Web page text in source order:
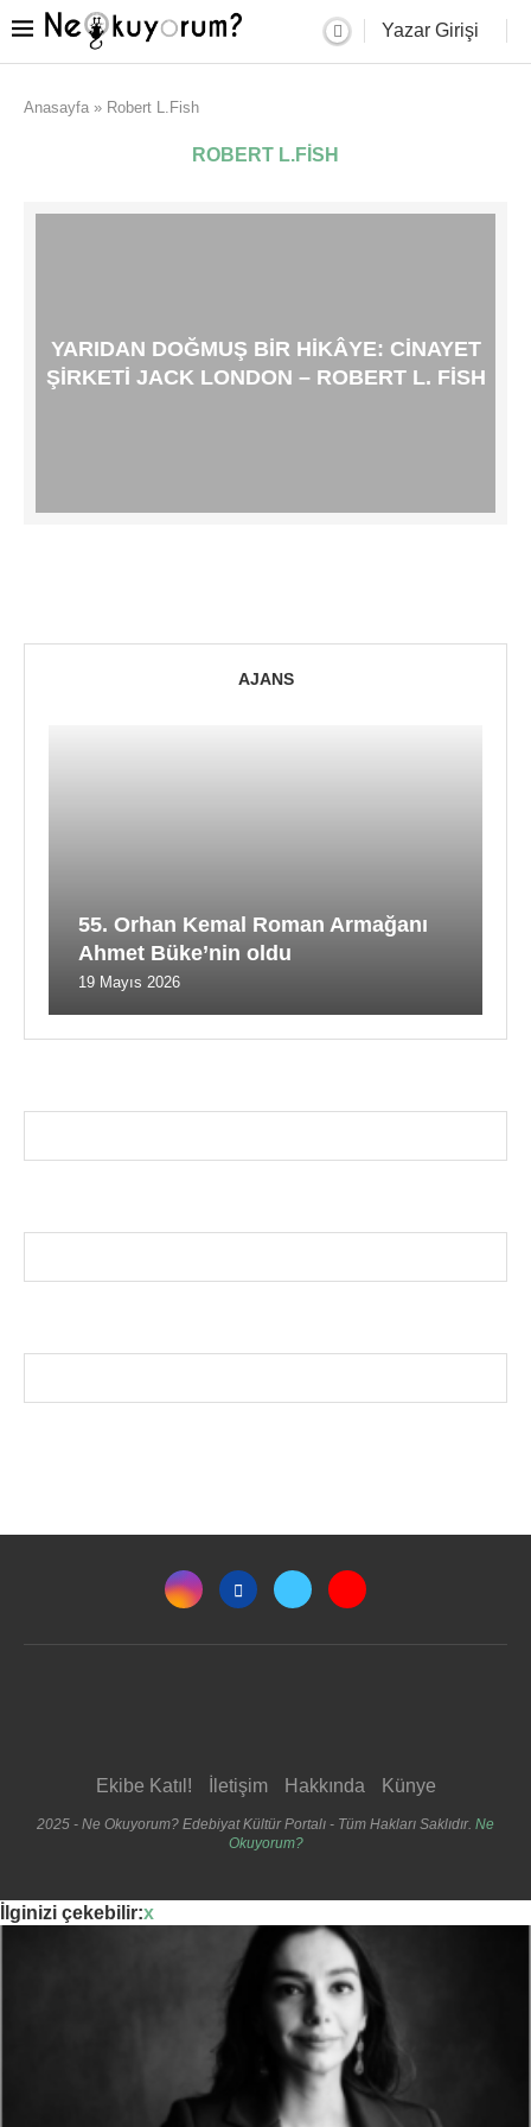
Yazar Girişi
Anasayfa » Robert L.Fish
ROBERT L.FISH
YARIDAN DOĞMUŞ BIR HIKÂYE: CINAYET
ŞIRKETI JACK LONDON – ROBERT L. FISH
AJANS
55. Orhan Kemal Roman Armağanı
Ahmet Büke’nin oldu
19 Mayıs 2026
Ekibe Katıl! İletişim Hakkında Künye
2025 - Ne Okuyorum? Edebiyat Kültür Portalı - Tüm Hakları Saklıdır. Ne
Okuyorum?
İlginizi çekebilir:x